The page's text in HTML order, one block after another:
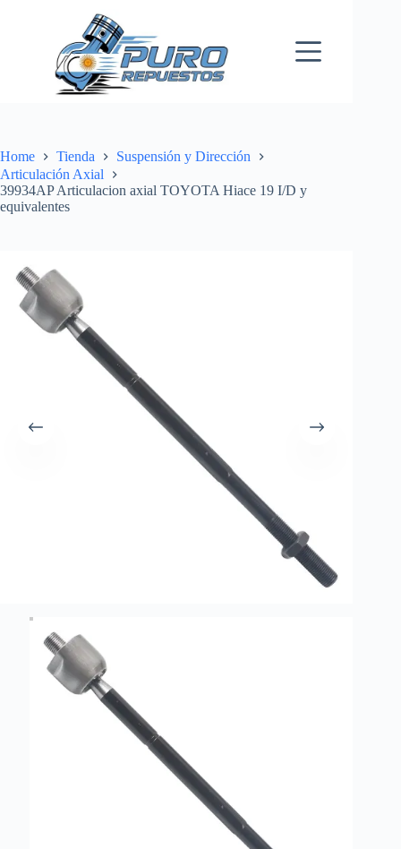
Home Tienda
Suspensión y Dirección
Articulación Axial
39934AP Articulacion axial TOYOTA Hiace 19 I/D y
equivalentes